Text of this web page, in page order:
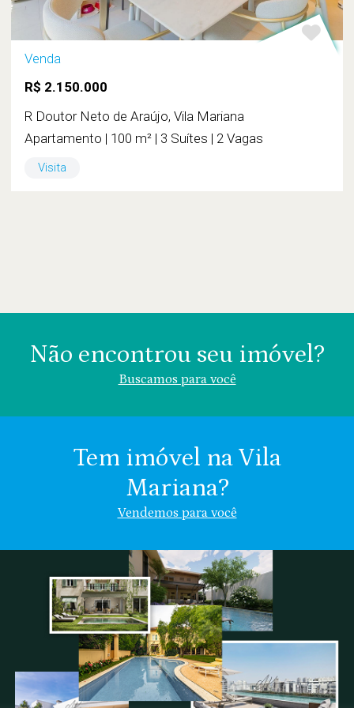
Venda
R$ 2.150.000
R Doutor Neto de Araújo, Vila Mariana
Apartamento | 100 m² | 3 Suítes | 2 Vagas
Visita
Não encontrou seu imóvel?
Buscamos para você
Valor (R$)
Vila Mariana
Chácara Klabin
Chácara
Inglesa
Vila
Clementino
Indiferente
Se preferir, descreva:
Tem imóvel na Vila
Mariana?
Vendemos para você
Nome
Cel.: